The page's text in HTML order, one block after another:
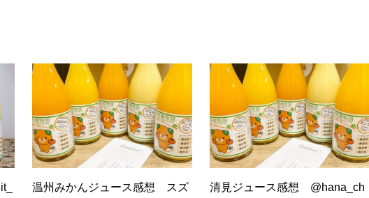
温州みかんジュース感想 スズ
清見ジュース感想 @hana_ch